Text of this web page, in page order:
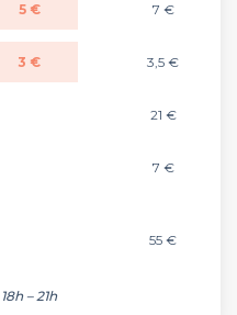
5 € 7 €
3 € 3,5 €
21 €
7 €
55 €
18h – 21h